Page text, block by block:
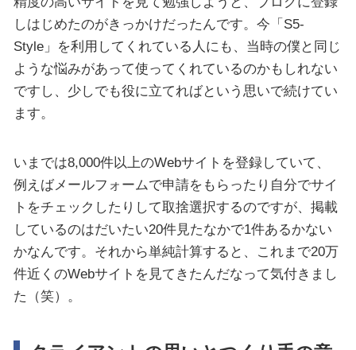
しはじめたのがきっかけだったんです。今「S5-
Style」を利用してくれている人にも、当時の僕と同じ
ような悩みがあって使ってくれているのかもしれない
ですし、少しでも役に立てればという思いで続けてい
ます。
いまでは8,000件以上のWebサイトを登録していて、
例えばメールフォームで申請をもらったり自分でサイ
トをチェックしたりして取捨選択するのですが、掲載
しているのはだいたい20件見たなかで1件あるかない
かなんです。それから単純計算すると、これまで20万
件近くのWebサイトを見てきたんだなって気付きまし
た（笑）。